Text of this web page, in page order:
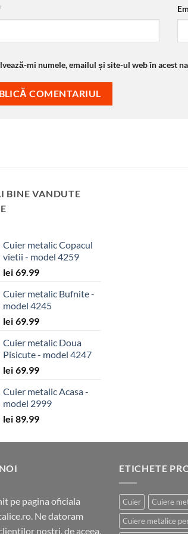
mi numele, emailul și site-ul web în acest
BINE VANDUTE
Cuier metalic Copacul
vietii - model 4259
lei 69.99
Cuier metalic Bufnite -
model 4245
lei 69.99
Cuier metalic Doua
Pisicute - model 4247
lei 69.99
Cuier metalic Acasa -
model 2999
lei 89.99
pe pagina oficiala
Ne datoram
nostri, de aceea,
ETICHETE
Cuier
Cuiere
Cuiere metalice